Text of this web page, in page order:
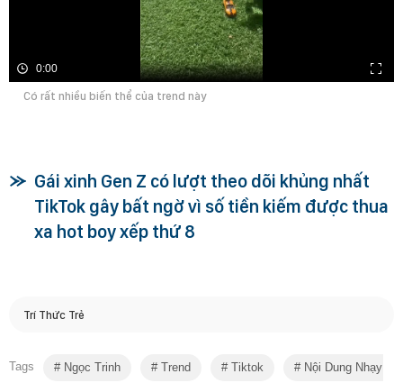
0:00
Có rất nhiều biến thể của trend này
Gái xinh Gen Z có lượt theo dõi khủng nhất
TikTok gây bất ngờ vì số tiền kiếm được thua
xa hot boy xếp thứ 8
Trí Thức Trẻ
Tags Ngọc Trinh Trend Tiktok Nội Dung Nhạy